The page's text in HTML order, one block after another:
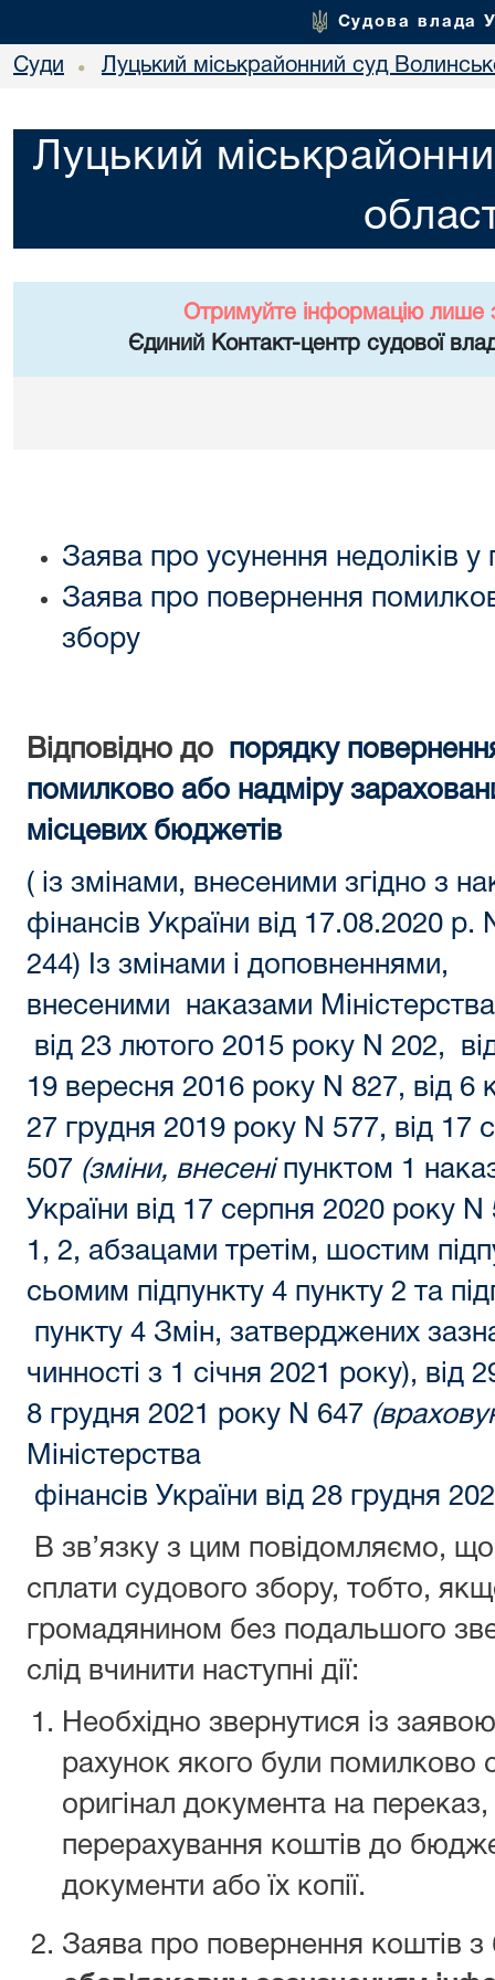
Судова влада
Суди • Луцький міськрайонний суд
Луцький
Отримуйте інформацію лише
Єдиний Контакт-центр судової
Заява про усунення недоліків у
Заява про повернення
збору
Відповідно до
порядку
помилково або надміру
місцевих бюджетів
( із змінами, внесеними згідно з
фінансів України від 17.08.2020 р.
244)
Із змінами і доповненнями,
внесеними наказами
від 23 лютого 2015 року N 202,
19 вересня 2016 року N 827, від 6
27 грудня 2019 року N 577, від 17
507 (зміни, внесені пунктом 1
України від 17 серпня 2020 року N
1 , 2, абзацами третім, шостим
сьомим підпункту 4 пункту 2 та
пункту 4 Змін, затверджених
чинності з 1 січня 2021 року), від
8 грудня 2021 року N 647
Міністерства
фінансів України від 28 грудня
В зв’язку з цим повідомляємо,
сплати судового збору, тобто,
громадянином без подальшого
слід вчинити наступні дії:
Необхідно звернутися із
рахунок якого були помилково
оригінал документа на
перерахування коштів до
документи або їх копії.
Заява про повернення коштів